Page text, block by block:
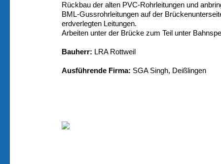
Rückbau der alten PVC-Rohrleitungen und
BML-Gussrohrleitungen auf der
erdverlegten Leitungen.
Arbeiten unter der Brücke zum Teil unter
Bauherr: LRA Rottweil
Ausführende Firma: SGA Singh, Deißlingen